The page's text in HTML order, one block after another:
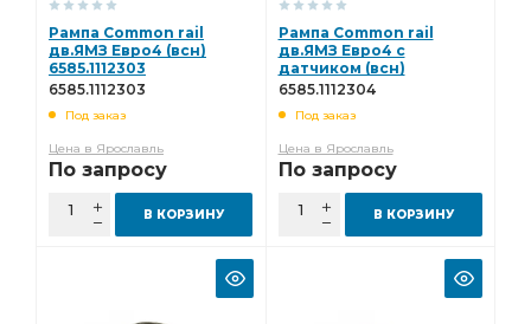
Рампа Common rail
дв.ЯМЗ Евро4 (всн)
6585.1112303
6585.1112303
Под заказ
Цена в Ярославль
По запросу
В КОРЗИНУ
Рампа Common rail
дв.ЯМЗ Евро4 c
датчиком (всн)
6585.1112304
6585.1112304
Под заказ
Цена в Ярославль
По запросу
В КОРЗИНУ